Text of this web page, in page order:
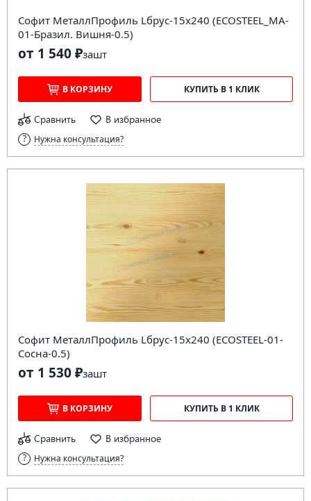
Софит МеталлПрофиль Lбрус-15х240 (ECOSTEEL_MA-
01-Бразил. Вишня-0.5)
от 1 540 ₽зашт
В КОРЗИНУ КУПИТЬ В 1 КЛИК
Сравнить В избранное
Нужна консультация?
Софит МеталлПрофиль Lбрус-15х240 (ECOSTEEL-01-
Сосна-0.5)
от 1 530 ₽зашт
В КОРЗИНУ КУПИТЬ В 1 КЛИК
Сравнить В избранное
Нужна консультация?